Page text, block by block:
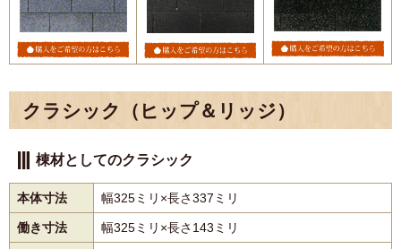
クラシック（ヒップ＆リッジ）
棟材としてのクラシック
本体寸法 幅325ミリ×長さ337ミリ
働き寸法 幅325ミリ×長さ143ミリ